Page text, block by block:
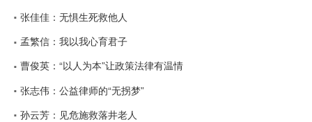
张佳佳：无惧生死救他人
孟繁信：我以我心育君子
曹俊英：“以人为本”让政策法律有温情
张志伟：公益律师的“无拐梦”
孙云芳：见危施救落井老人